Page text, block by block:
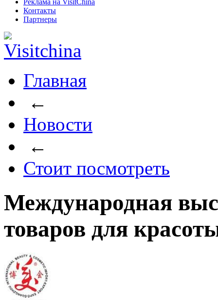
Реклама на VisitChina
Контакты
Партнеры
Главная
←
Новости
←
Стоит посмотреть
Международная
товаров для